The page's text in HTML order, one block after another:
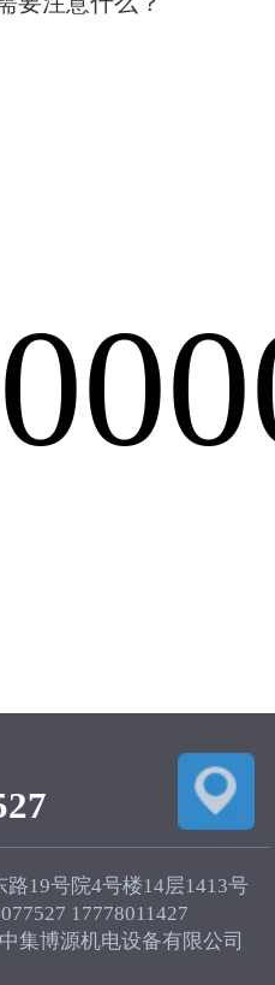
19号院4号楼14层1413号
17778011427
集博源机电设备有限公司